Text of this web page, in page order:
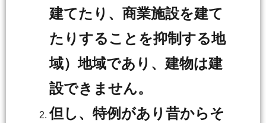
建てたり、商業施設を建て
たりすることを抑制する地
域）地域であり、建物は建
設できません。
但し、特例があり昔からそ